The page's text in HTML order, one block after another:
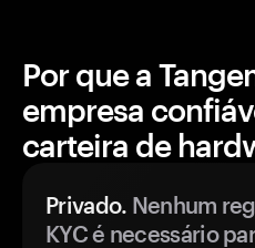
Por que a
empresa
carteira de
Privado. Nenhum
KYC é necessário